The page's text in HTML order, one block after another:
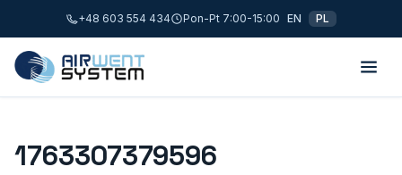
+48 603 554 434 Pon-Pt 7:00-15:00 EN PL
1763307379596